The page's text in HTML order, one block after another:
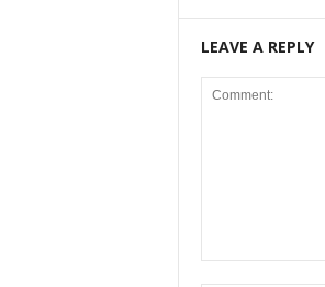
LEAVE A REPLY